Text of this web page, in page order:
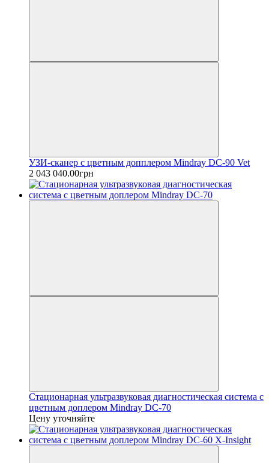
УЗИ-сканер с цветным допплером Mindray DC-90 Vet
2 043 040.00грн
Стационарная ультразвуковая диагностическая система с
цветным доплером Mindray DC-70
Цену уточняйте